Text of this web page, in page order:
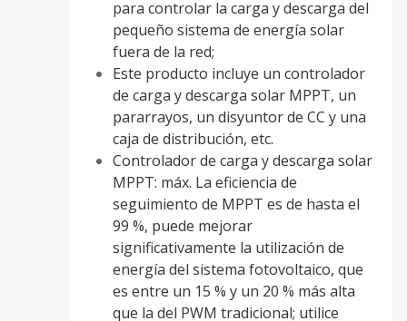
para controlar la carga y descarga del
pequeño sistema de energía solar
fuera de la red;
Este producto incluye un controlador
de carga y descarga solar MPPT, un
pararrayos, un disyuntor de CC y una
caja de distribución, etc.
Controlador de carga y descarga solar
MPPT: máx. La eficiencia de
seguimiento de MPPT es de hasta el
99 %, puede mejorar
significativamente la utilización de
energía del sistema fotovoltaico, que
es entre un 15 % y un 20 % más alta
que la del PWM tradicional; utilice